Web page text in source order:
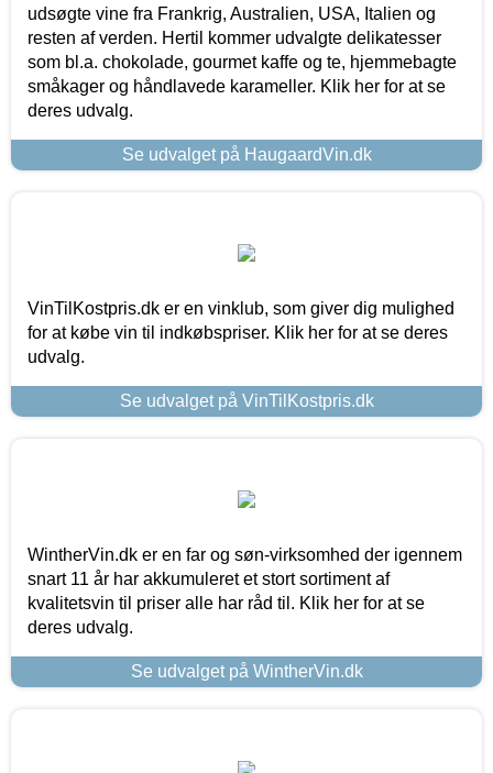
udsøgte vine fra Frankrig, Australien, USA, Italien og
resten af verden. Hertil kommer udvalgte delikatesser
som bl.a. chokolade, gourmet kaffe og te, hjemmebagte
småkager og håndlavede karameller. Klik her for at se
deres udvalg.
Se udvalget på HaugaardVin.dk
VinTilKostpris.dk er en vinklub, som giver dig mulighed
for at købe vin til indkøbspriser. Klik her for at se deres
udvalg.
Se udvalget på VinTilKostpris.dk
WintherVin.dk er en far og søn-virksomhed der igennem
snart 11 år har akkumuleret et stort sortiment af
kvalitetsvin til priser alle har råd til. Klik her for at se
deres udvalg.
Se udvalget på WintherVin.dk